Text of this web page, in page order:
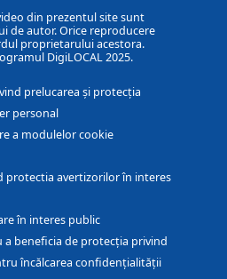
din prezentul site sunt
de autor. Orice reproducere
proprietarului acestora.
DigiLOCAL 2025.
prelucarea și protecția
personal
a modulelor cookie
protectia avertizorilor în interes
în interes public
a beneficia de protecția privind
încălcarea confidențialității